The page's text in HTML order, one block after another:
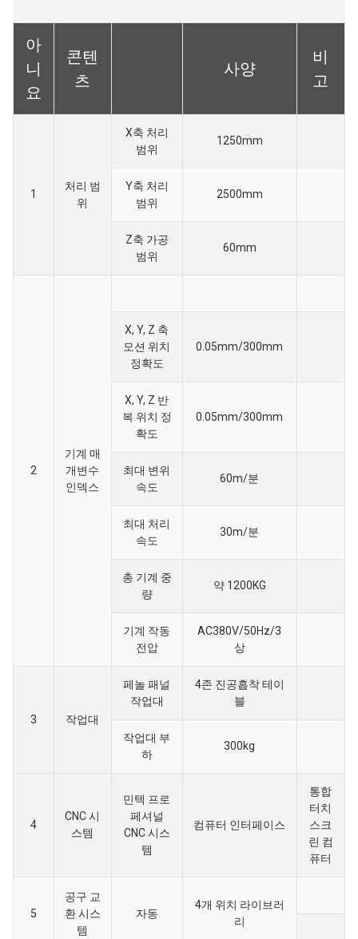
아
니
요
콘텐
츠
사양
비
고
1
처리 범
위
X축 처리
범위
1250mm
Y축 처리
범위
2500mm
Z축 가공
범위
60mm
2
기계 매
개변수
인덱스
X, Y, Z 축
모션 위치
정확도
0.05mm/300mm
X, Y, Z 반
복 위치 정
확도
0.05mm/300mm
최대 변위
속도
60m/분
최대 처리
속도
30m/분
총 기계 중
량
약 1200KG
기계 작동
전압
AC380V/50Hz/3
상
3 작업대
페놀 패널
작업대
4존 진공흡착 테이
블
작업대 부
하
300kg
4
CNC 시
스템
민텍 프로
페셔널
CNC 시스
템
컴퓨터 인터페이스
통합
터치
스크
린 컴
퓨터
5
공구 교
환 시스
템
자동
4개 위치 라이브러
리